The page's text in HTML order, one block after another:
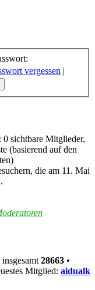
vergessen |
0 sichtbare Mitglieder,
(basierend auf den
die am 11. Mai
insgesamt 28663 •
Mitglied: aidualk